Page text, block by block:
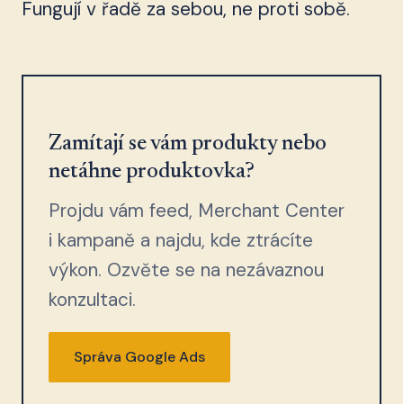
Fungují v řadě za sebou, ne proti sobě.
Zamítají se vám produkty nebo
netáhne produktovka?
Projdu vám feed, Merchant Center
i kampaně a najdu, kde ztrácíte
výkon. Ozvěte se na nezávaznou
konzultaci.
Správa Google Ads